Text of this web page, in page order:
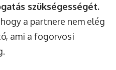
szükségességét.
a partnere nem elég
ami a fogorvosi